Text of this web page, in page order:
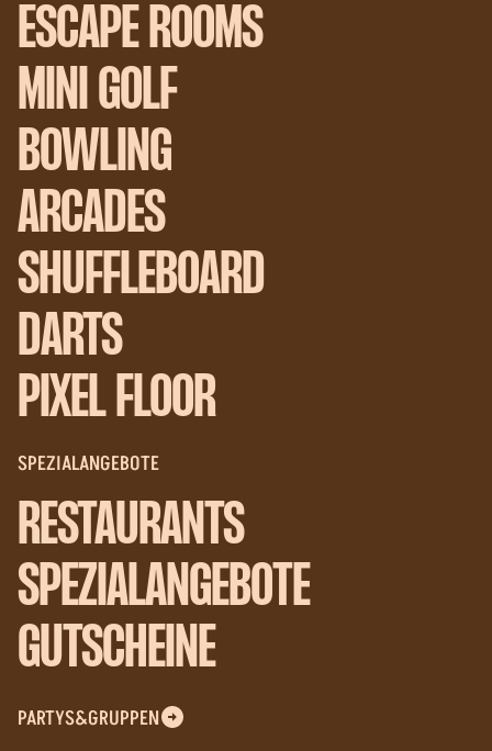
ESCAPE ROOMS
MINI GOLF
BOWLING
ARCADES
SHUFFLEBOARD
DARTS
PIXEL FLOOR
SPEZIALANGEBOTE
RESTAURANTS
SPEZIALANGEBOTE
GUTSCHEINE
PARTYS&GRUPPEN